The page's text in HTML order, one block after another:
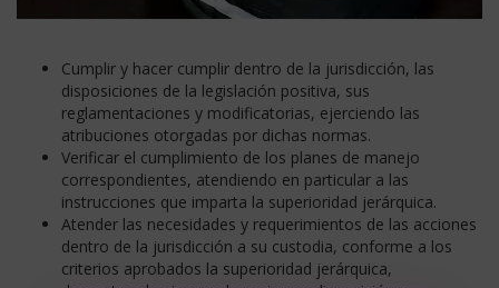
Cumplir y hacer cumplir dentro de la jurisdicción, las
disposiciones de la legislación positiva, sus
reglamentaciones y modificatorias, ejerciendo las
atribuciones otorgadas por dichas normas.
Verificar el cumplimiento de los planes de manejo
correspondientes, atendiendo en particular a las
instrucciones que imparta la superioridad jerárquica.
Atender las necesidades y requerimientos de las acciones
dentro de la jurisdicción a su custodia, conforme a los
criterios aprobados la superioridad jerárquica,